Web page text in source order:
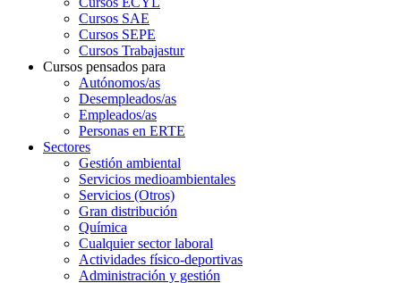
Cursos SAE
Cursos SEPE
Cursos Trabajastur
Cursos pensados para
Autónomos/as
Desempleados/as
Empleados/as
Personas en ERTE
Sectores
Gestión ambiental
Servicios medioambientales
Servicios (Otros)
Gran distribución
Química
Cualquier sector laboral
Actividades físico-deportivas
Administración y gestión